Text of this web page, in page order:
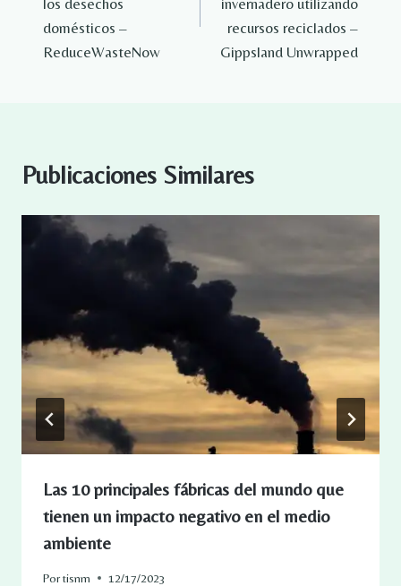
los desechos
domésticos –
ReduceWasteNow
invernadero utilizando
recursos reciclados –
Gippsland Unwrapped
Publicaciones Similares
Las 10 principales fábricas del mundo que
tienen un impacto negativo en el medio
ambiente
Portisnm 12/17/2023